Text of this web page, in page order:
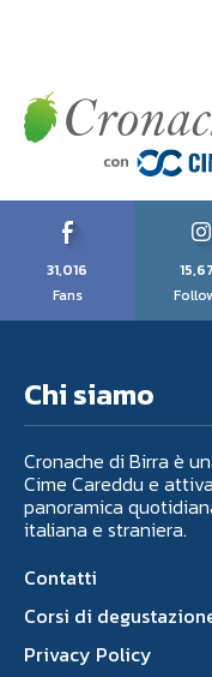
31,016
Fans
Chi siamo
Cronache di Birra è
Cime Careddu e
panoramica
italiana e straniera.
Contatti
Corsi di
Privacy Policy